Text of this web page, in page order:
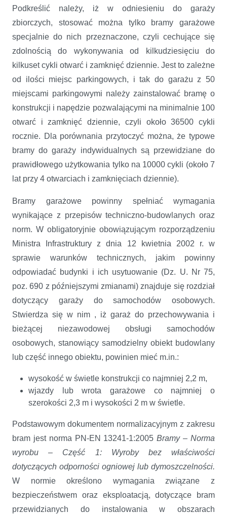
Podkreślić należy, iż w odniesieniu do garaży
zbiorczych, stosować można tylko bramy garażowe
specjalnie do nich przeznaczone, czyli cechujące się
zdolnością do wykonywania od kilkudziesięciu do
kilkuset cykli otwarć i zamknięć dziennie. Jest to zależne
od ilości miejsc parkingowych, i tak do garażu z 50
miejscami parkingowymi należy zainstalować bramę o
konstrukcji i napędzie pozwalającymi na minimalnie 100
otwarć i zamknięć dziennie, czyli około 36500 cykli
rocznie. Dla porównania przytoczyć można, że typowe
bramy do garaży indywidualnych są przewidziane do
prawidłowego użytkowania tylko na 10000 cykli (około 7
lat przy 4 otwarciach i zamknięciach dziennie).
Bramy garażowe powinny spełniać wymagania
wynikające z przepisów techniczno-budowlanych oraz
norm. W obligatoryjnie obowiązującym rozporządzeniu
Ministra Infrastruktury z dnia 12 kwietnia 2002 r. w
sprawie warunków technicznych, jakim powinny
odpowiadać budynki i ich usytuowanie (Dz. U. Nr 75,
poz. 690 z późniejszymi zmianami) znajduje się rozdział
dotyczący garaży do samochodów osobowych.
Stwierdza się w nim , iż garaż do przechowywania i
bieżącej niezawodowej obsługi samochodów
osobowych, stanowiący samodzielny obiekt budowlany
lub część innego obiektu, powinien mieć m.in.:
wysokość w świetle konstrukcji co najmniej 2,2 m,
wjazdy lub wrota garażowe co najmniej o
szerokości 2,3 m i wysokości 2 m w świetle.
Podstawowym dokumentem normalizacyjnym z zakresu
bram jest norma PN-EN 13241-1:2005Bramy – Norma
wyrobu – Część 1: Wyroby bez właściwości
dotyczących odporności ogniowej lub dymoszczelności.
W normie określono wymagania związane z
bezpieczeństwem oraz eksploatacją, dotyczące bram
przewidzianych do instalowania w obszarach